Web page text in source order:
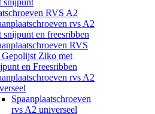
snijpunt
RVS A2
rvs A2
snijpunt en freesribben
RVS
Ziko met
en Freesribben
rvs A2
Spaanplaatschroeven
rvs A2 universeel